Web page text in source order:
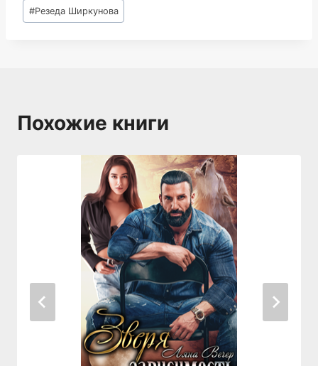
Метки
записи:
#Резеда Ширкунова
Похожие книги